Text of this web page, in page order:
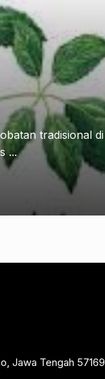
tradisional di
...
Jawa Tengah 57169